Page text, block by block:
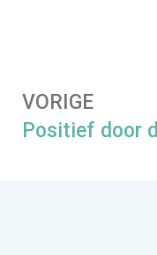
VORIGE